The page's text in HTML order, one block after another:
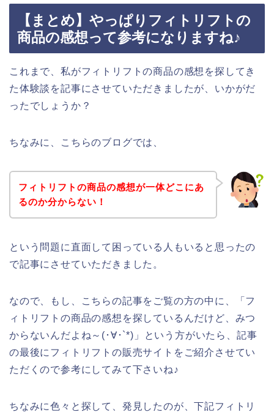
【まとめ】やっぱりフィトリフトの
商品の感想って参考になりますね♪
これまで、私がフィトリフトの商品の感想を探してき
た体験談を記事にさせていただきましたが、いかがだ
ったでしょうか？
ちなみに、こちらのブログでは、
フィトリフトの商品の感想が一体どこにあ
るのか分からない！
という問題に直面して困っている人もいると思ったの
で記事にさせていただきました。
なので、もし、こちらの記事をご覧の方の中に、「フ
ィトリフトの商品の感想を探しているんだけど、みつ
からないんだよね～(･∀･`*)」という方がいたら、記事
の最後にフィトリフトの販売サイトをご紹介させてい
ただくので参考にしてみて下さいね♪
ちなみに色々と探して、発見したのが、下記フィトリ